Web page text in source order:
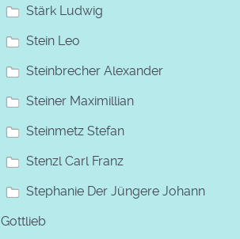
Stärk Ludwig
Stein Leo
Steinbrecher Alexander
Steiner Maximillian
Steinmetz Stefan
Stenzl Carl Franz
Stephanie Der Jüngere Johann
Gottlieb